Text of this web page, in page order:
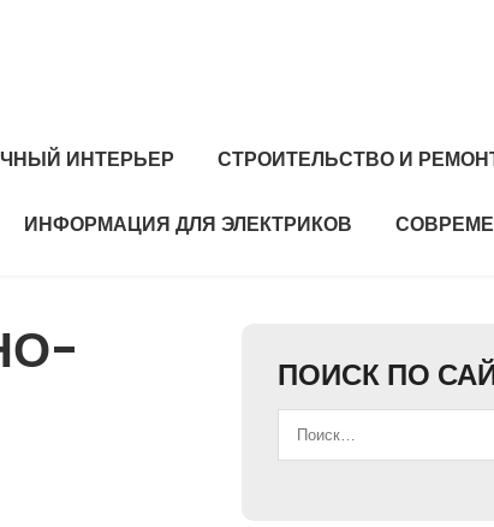
ИНТЕРЬЕР СТРОИТЕЛЬСТВО И
ИНФОРМАЦИЯ ДЛЯ ЭЛЕКТРИКОВ
ПОИСК ПО